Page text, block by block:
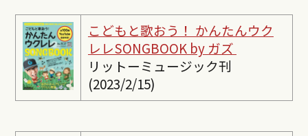
こどもと歌おう！ かんたんウク
レレSONGBOOK by ガズ
リットーミュージック刊
(2023/2/15)